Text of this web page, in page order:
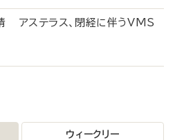
アステラス、閉経に伴うVMS
ウィークリー